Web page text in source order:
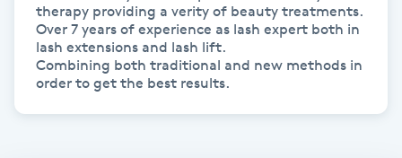
Keratinbehandling
Kinesiologi
therapy providing a verity of beauty treatments.
Over 7 years of experience as lash expert both in
lash extensions and lash lift.
Combining both traditional and new methods in